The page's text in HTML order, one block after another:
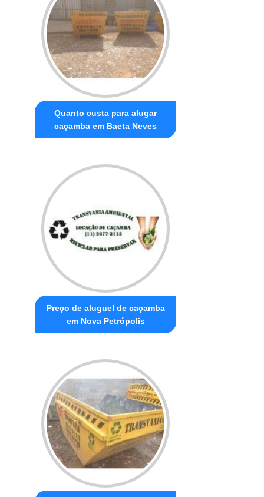
Quanto custa para alugar
caçamba em Baeta Neves
Preço de aluguel de caçamba
em Nova Petrópolis